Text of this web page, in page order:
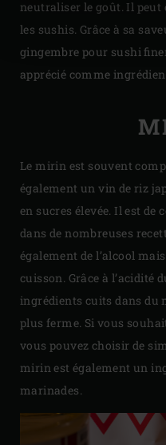
neutraliser le goût. Il peut
les sushis. Grâce à sa
gingembre pour sushi
apprécié comme
Le mirin est souvent
également un vin de riz
en sucres élevée. Il est
dans de nombreuses
également de l’alcool
cuisson. Grâce à l’acidité
ingrédients cuits dans
plus ferme. Si vous
vous pouvez choisir de
mirin est également un
marinades.